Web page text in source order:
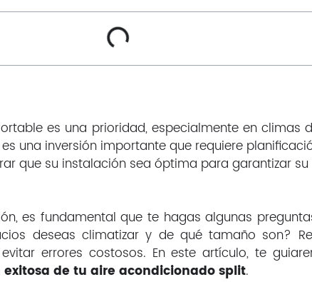
es una prioridad, especialmente en climas
una inversión importante que requiere
que su instalación sea óptima para garantizar
es fundamental que te hagas algunas
deseas climatizar y de qué tamaño son?
errores costosos. En este artículo, te
de tu aire acondicionado split.